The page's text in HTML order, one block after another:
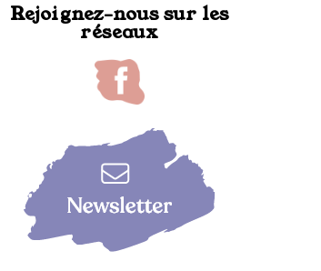
Rejoignez-nous sur les
réseaux